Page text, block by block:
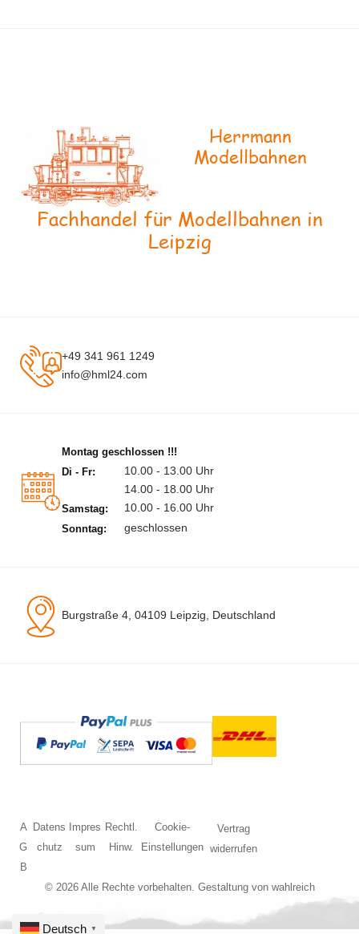
Herrmann
Modellbahnen
Fachhandel für Modellbahnen in
Leipzig
+49 341 961 1249
info@hml24.com
Montag geschlossen !!!
Di - Fr:
10.00 - 13.00 Uhr
14.00 - 18.00 Uhr
Samstag: 10.00 - 16.00 Uhr
Sonntag: geschlossen
Burgstraße 4, 04109 Leipzig, Deutschland
© 2026 Alle Rechte vorbehalten. Gestaltung von wahlreich
A
G
B
Datens
chutz
Impres
sum
Rechtl.
Hinw.
Cookie-
Einstellungen
Vertrag
widerrufen
Deutsch ▼